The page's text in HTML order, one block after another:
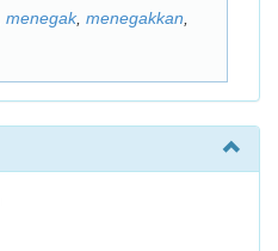
menegak, menegakkan